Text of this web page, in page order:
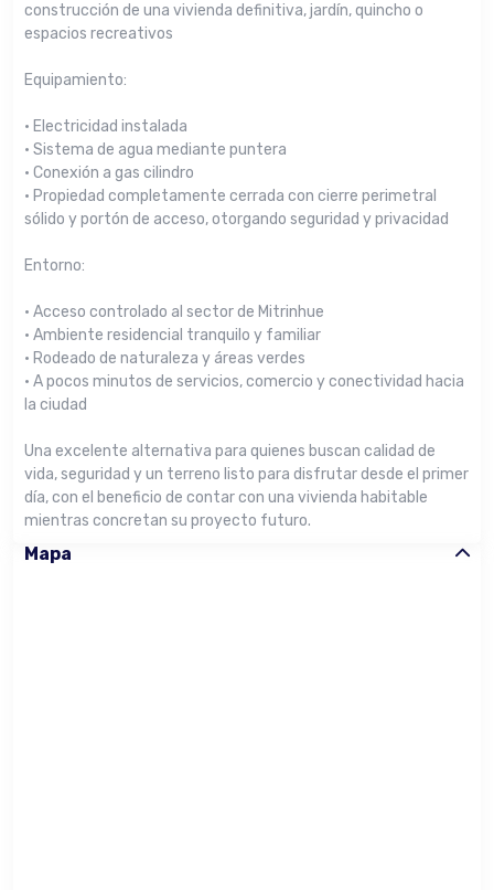
construcción de una vivienda definitiva, jardín, quincho o
espacios recreativos
Equipamiento:
• Electricidad instalada
• Sistema de agua mediante puntera
• Conexión a gas cilindro
• Propiedad completamente cerrada con cierre perimetral
sólido y portón de acceso, otorgando seguridad y privacidad
Entorno:
• Acceso controlado al sector de Mitrinhue
• Ambiente residencial tranquilo y familiar
• Rodeado de naturaleza y áreas verdes
• A pocos minutos de servicios, comercio y conectividad hacia
la ciudad
Una excelente alternativa para quienes buscan calidad de
vida, seguridad y un terreno listo para disfrutar desde el primer
día, con el beneficio de contar con una vivienda habitable
mientras concretan su proyecto futuro.
Mapa